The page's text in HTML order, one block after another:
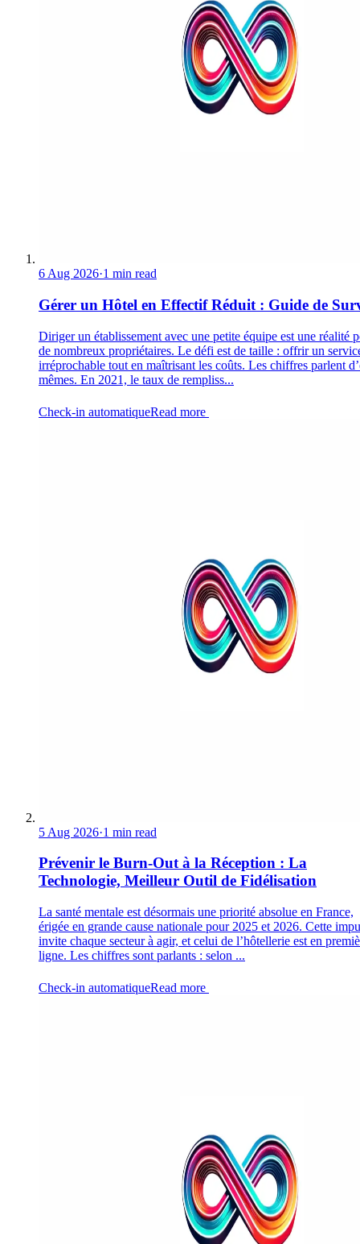
6 Aug 2026·1 min read
Gérer un Hôtel en Effectif Réduit : Guide de
Diriger un établissement avec une petite équipe est une réalité
de nombreux propriétaires. Le défi est de taille : offrir un
irréprochable tout en maîtrisant les coûts. Les chiffres parlent
mêmes. En 2021, le taux de rempliss...
Check-in automatiqueRead more
5 Aug 2026·1 min read
Prévenir le Burn-Out à la Réception : La
Technologie, Meilleur Outil de Fidélisation
La santé mentale est désormais une priorité absolue en France,
érigée en grande cause nationale pour 2025 et 2026. Cette
invite chaque secteur à agir, et celui de l’hôtellerie est en
ligne. Les chiffres sont parlants : selon ...
Check-in automatiqueRead more